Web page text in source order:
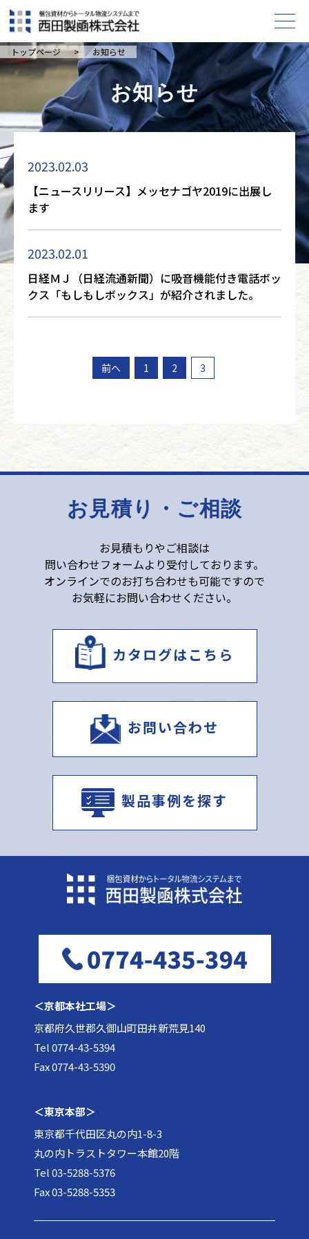
お知らせ
トップページ > お知らせ
2023.02.03
【ニュースリリース】メッセナゴヤ2019に出展し
ます
2023.02.01
日経ＭＪ（日経流通新聞）に吸音機能付き電話ボッ
クス「もしもしボックス」が紹介されました。
ー
前へ 1 2 3
お見積り・ご相談
お見積もりやご相談は
問い合わせフォームより受付しております。
オンラインでのお打ち合わせも可能ですので
お気軽にお問い合わせください。
カタログはこちら
お問い合わせ
製品事例を探す
＜京都本社工場＞
京都府久世郡久御山町田井新荒見140
Tel 0774-43-5394
Fax 0774-43-5390
＜東京本部＞
東京都千代田区丸の内1-8-3
丸の内トラストタワー本館20階
Tel 03-5288-5376
Fax 03-5288-5353